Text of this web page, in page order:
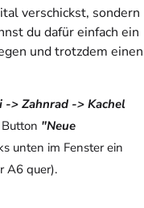
verschickst, sondern
du dafür einfach ein
und trotzdem einen
-> Zahnrad -> Kachel
"Neue
unten im Fenster ein
A6 quer).